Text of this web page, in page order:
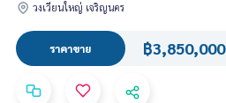
วงเวียนใหญ่ เจริญนคร
ราคาขาย ฿3,850,000